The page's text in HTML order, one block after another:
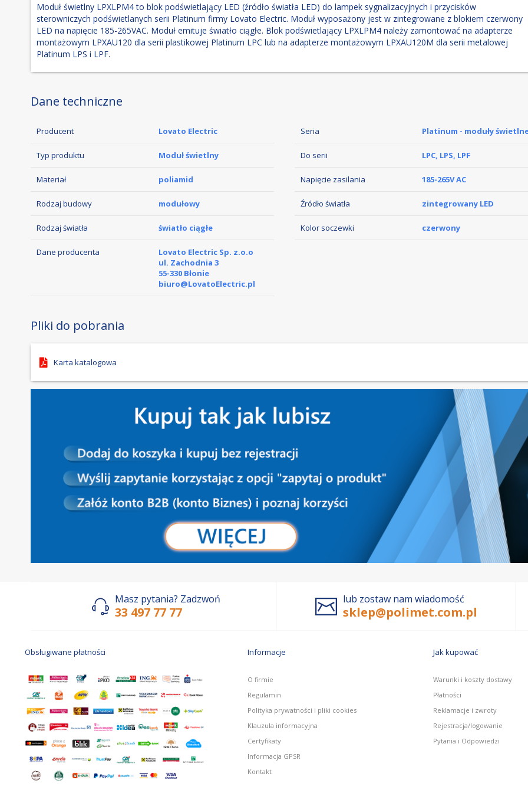
Moduł świetlny LPXLPM4 to blok podświetlający LED (źródło światła LED) do lampek sygnalizacyjnych i przycisków
sterowniczych podświetlanych serii Platinum firmy Lovato Electric. Moduł wyposażony jest w zintegrowane z blokiem czerwony
LED na napięcie 185-265VAC. Moduł emituje światło ciągłe. Blok podświetlający LPXLPM4 należy zamontować na adapterze
montażowym LPXAU120 dla serii plastikowej Platinum LPC lub na adapterze montażowym LPXAU120M dla serii metalowej
Platinum LPS i LPF.
Dane techniczne
Producent Lovato Electric Seria Platinum - moduły
Typ produktu Moduł świetlny Do serii LPC, LPS, LPF
Materiał poliamid Napięcie zasilania 185-265V AC
Rodzaj budowy modułowy Źródło światła zintegrowany LED
Rodzaj światła światło ciągłe Kolor soczewki czerwony
Dane producenta
Lovato Electric Sp. z.o.o
ul. Zachodnia 3
55-330 Błonie
biuro@LovatoElectric.pl
Pliki do pobrania
Karta katalogowa
Masz pytania? Zadzwoń
33 497 77 77
lub zostaw nam wiadomość
sklep@polimet.com.pl
Obsługiwane płatności Informacje
O firmie
Regulamin
Polityka prywatności i pliki cookies
Klauzula informacyjna
Certyfikaty
Informacja GPSR
Kontakt
Jak kupować
Warunki i koszty dostawy
Płatności
Reklamacje i zwroty
Rejestracja/logowanie
Pytania i Odpowiedzi